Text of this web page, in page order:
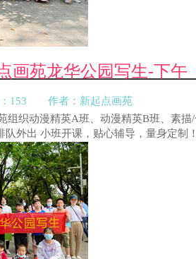
画苑龙华公园写生-下午
153 作者：新起点画苑
组织动漫精英A班、动漫精英B班、素
队外出 小班开课，贴心辅导，量身定制